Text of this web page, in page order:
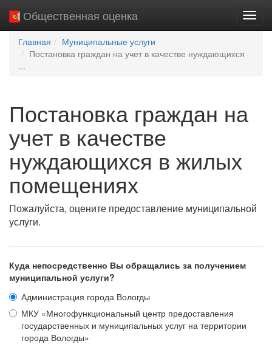
Общественная оценка
Главная
Муниципальные услуги
Постановка граждан на учет в качестве нуждающихся
...
Постановка граждан на
учет в качестве
нуждающихся в жилых
помещениях
Пожалуйста, оцените предоставление муниципальной
услуги.
Куда непосредственно Вы обращались за получением
муниципальной услуги?
Администрация города Вологды
МКУ «Многофункциональный центр предоставления
государственных и муниципальных услуг на территории
города Вологды»